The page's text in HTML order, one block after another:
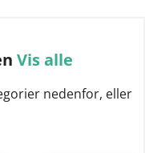
Vis alle
nedenfor, eller